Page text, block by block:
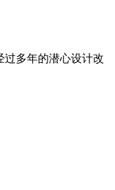
过多年的潜心设计改